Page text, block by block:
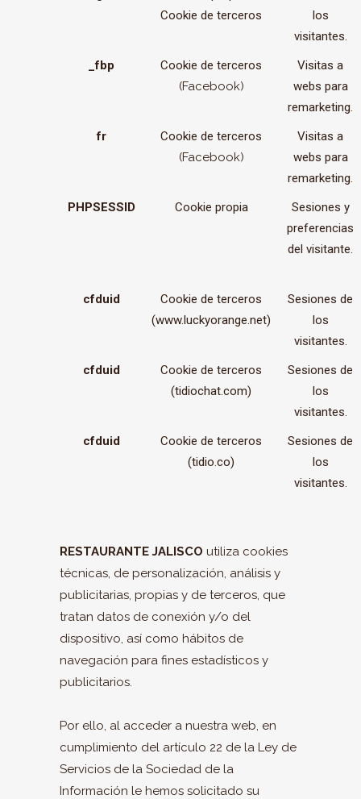
Cookie de terceros
los
visitantes.
_fbp
Cookie de terceros
(Facebook)
Visitas a
webs para
remarketing.
fr
Cookie de terceros
(Facebook)
Visitas a
webs para
remarketing.
PHPSESSID
Cookie propia
Sesiones y
preferencias
del visitante.
cfduid
Cookie de terceros
(www.luckyorange.net)
Sesiones de
los
visitantes.
cfduid
Cookie de terceros
(tidiochat.com)
Sesiones de
los
visitantes.
cfduid
Cookie de terceros
(tidio.co)
Sesiones de
los
visitantes.
RESTAURANTE JALISCO utiliza cookies
técnicas, de personalización, análisis y
publicitarias, propias y de terceros, que
tratan datos de conexión y/o del
dispositivo, así como hábitos de
navegación para fines estadísticos y
publicitarios.
Por ello, al acceder a nuestra web, en
cumplimiento del artículo 22 de la Ley de
Servicios de la Sociedad de la
Información le hemos solicitado su